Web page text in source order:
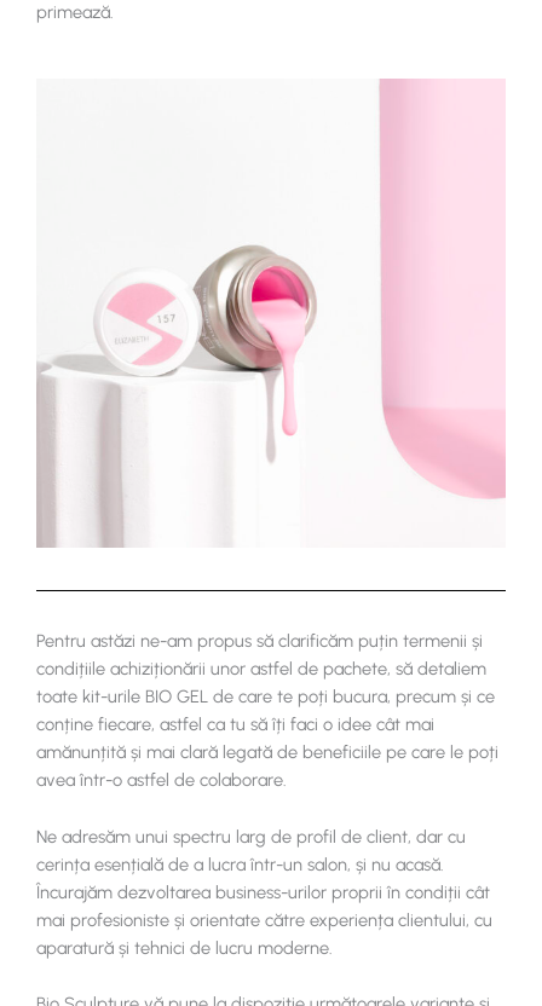
primează.
Pentru astăzi ne-am propus să clarificăm puțin termenii și
condițiile achiziționării unor astfel de pachete, să detaliem
toate kit-urile BIO GEL de care te poți bucura, precum și ce
conține fiecare, astfel ca tu să îți faci o idee cât mai
amănunțită și mai clară legată de beneficiile pe care le poți
avea într-o astfel de colaborare.
Ne adresăm unui spectru larg de profil de client, dar cu
cerința esențială de a lucra într-un salon, și nu acasă.
Încurajăm dezvoltarea business-urilor proprii în condiții cât
mai profesioniste și orientate către experiența clientului, cu
aparatură și tehnici de lucru moderne.